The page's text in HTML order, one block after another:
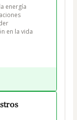
energía
en la vida